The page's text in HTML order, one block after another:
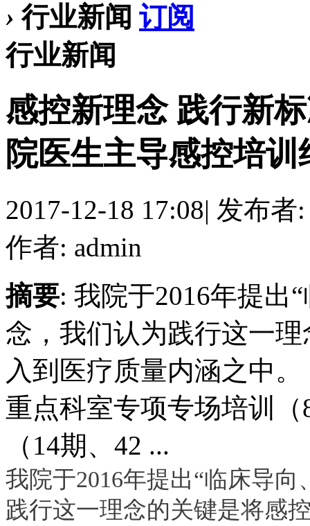
› 行业新闻 订阅
行业新闻
感控新理念 践行新
院医生主导感控培训
2017-12-18 17:08| 发布者
作者: admin
摘要: 我院于2016年提出
念，我们认为践行这一
入到医疗质量内涵之中
重点科室专项专场培训
（14期、42 ...
我院于2016年提出“临床导
践行这一理念的关键是将感